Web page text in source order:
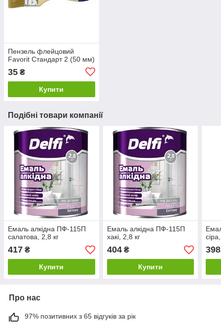
Пензель флейцовий
Favorit Стандарт 2 (50 мм)
35 ₴
Купити
Подібні товари компанії
Емаль алкідна ПФ-115П
салатова, 2,8 кг
417 ₴
Купити
Емаль алкідна ПФ-115П
хакі, 2,8 кг
404₴
Купити
398
Про нас
97% позитивних з 65 відгуків за рік